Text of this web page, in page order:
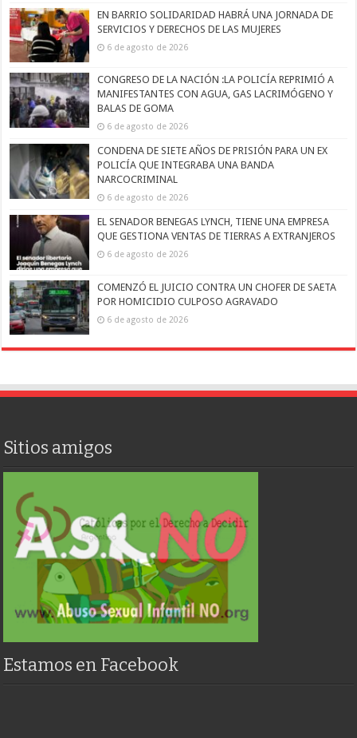
EN BARRIO SOLIDARIDAD HABRÁ UNA JORNADA DE
SERVICIOS Y DERECHOS DE LAS MUJERES
6 de agosto de 2026
CONGRESO DE LA NACIÓN :LA POLICÍA REPRIMIÓ A
MANIFESTANTES CON AGUA, GAS LACRIMÓGENO Y
BALAS DE GOMA
6 de agosto de 2026
CONDENA DE SIETE AÑOS DE PRISIÓN PARA UN EX
POLICÍA QUE INTEGRABA UNA BANDA
NARCOCRIMINAL
6 de agosto de 2026
EL SENADOR BENEGAS LYNCH, TIENE UNA EMPRESA
QUE GESTIONA VENTAS DE TIERRAS A EXTRANJEROS
6 de agosto de 2026
COMENZÓ EL JUICIO CONTRA UN CHOFER DE SAETA
POR HOMICIDIO CULPOSO AGRAVADO
6 de agosto de 2026
Sitios amigos
Estamos en Facebook